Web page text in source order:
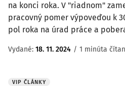
na konci roka. V "riadnom"
pracovný pomer výpoveďou k
pol roka na úrad práce a
Vydané: 18. 11. 2024 / 1 minúta
VIP ČLÁNKY